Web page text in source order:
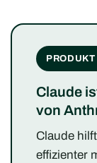
Claude
von
Claude
effizienter